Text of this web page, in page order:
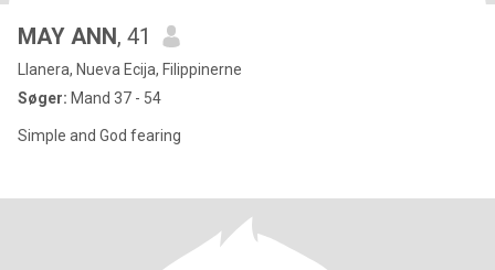
MAY ANN, 41
Llanera, Nueva Ecija, Filippinerne
Søger: Mand 37 - 54
Simple and God fearing